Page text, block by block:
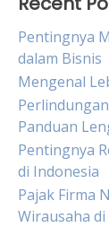
Pentingnya
dalam Bisnis
Mengenal
Panduan
Pentingnya
di Indonesia
Pajak Firma
Wirausaha